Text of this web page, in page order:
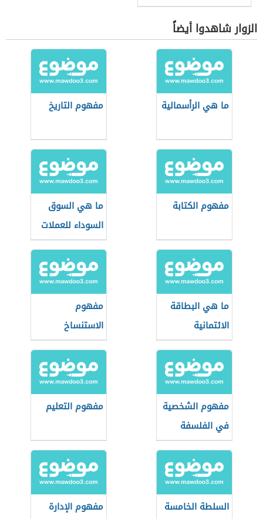
الزوار شاهدوا أيضاً
ما هي الرأسمالية مفهوم التاريخ
مفهوم الكتابة
ما هي السوق
السوداء للعملات
ما هي البطاقة
الائتمانية
مفهوم
الاستنساخ
مفهوم الشخصية
في الفلسفة
مفهوم التعليم
السلطة الخامسة
مفهوم الإدارة